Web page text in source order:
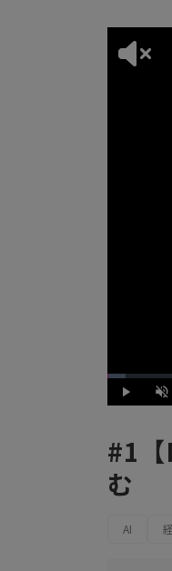
Play
Loaded:
2.70%
#1【
む
AI